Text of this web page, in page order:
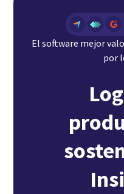
El software mejor
por